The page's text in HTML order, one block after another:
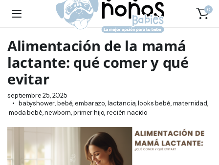
0
Alimentación de la mamá
lactante: qué comer y qué
evitar
septiembre 25, 2025
babyshower,bebé,embarazo,lactancia,looks bebé, maternidad,
moda bebé,newborn,primer hijo,recién nacido